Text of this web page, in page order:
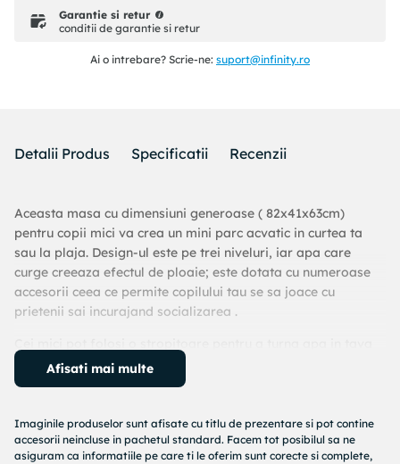
Garantie si retur
conditii de garantie si retur
Ai o intrebare? Scrie-ne: suport@infinity.ro
Detalii Produs Specificatii Recenzii
Aceasta masa cu dimensiuni generoase ( 82x41x63cm)
pentru copii mici va crea un mini parc acvatic in curtea ta
sau la plaja. Design-ul este pe trei niveluri, iar apa care
curge creeaza efectul de ploaie; este dotata cu numeroase
accesorii ceea ce permite copilului tau se sa joace cu
prietenii sai incurajand socializarea .
de sus, iar cand apa se revarsa in piscina subterana, moara
de apa incepe sa se invarte, iar barcuta navigheaza liber.
Include o palnie sub forma de delfin, moara de apa,
morisca de apa, barcuta, stropitoare, lopata, grebla, sita,
Afisati mai multe
Imaginile produselor sunt afisate cu titlu de prezentare si pot contine
accesorii neincluse in pachetul standard. Facem tot posibilul sa ne
asiguram ca informatiile pe care ti le oferim sunt corecte si complete,